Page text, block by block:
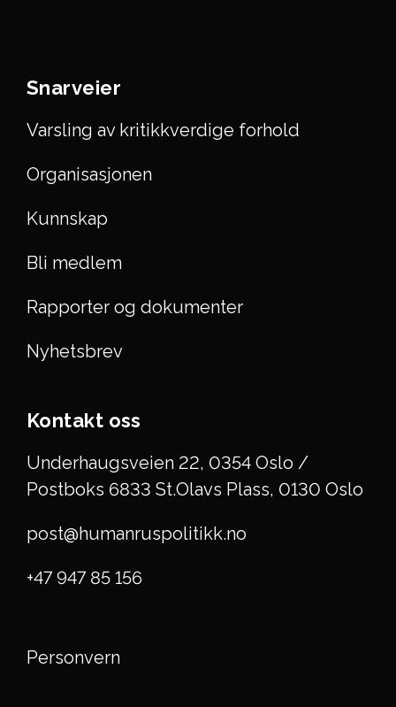
Snarveier
Varsling av kritikkverdige forhold
Organisasjonen
Kunnskap
Bli medlem
Rapporter og dokumenter
Nyhetsbrev
Kontakt oss
Underhaugsveien 22, 0354 Oslo /
Postboks 6833 St.Olavs Plass, 0130 Oslo
post@humanruspolitikk.no
+47 947 85 156
Personvern